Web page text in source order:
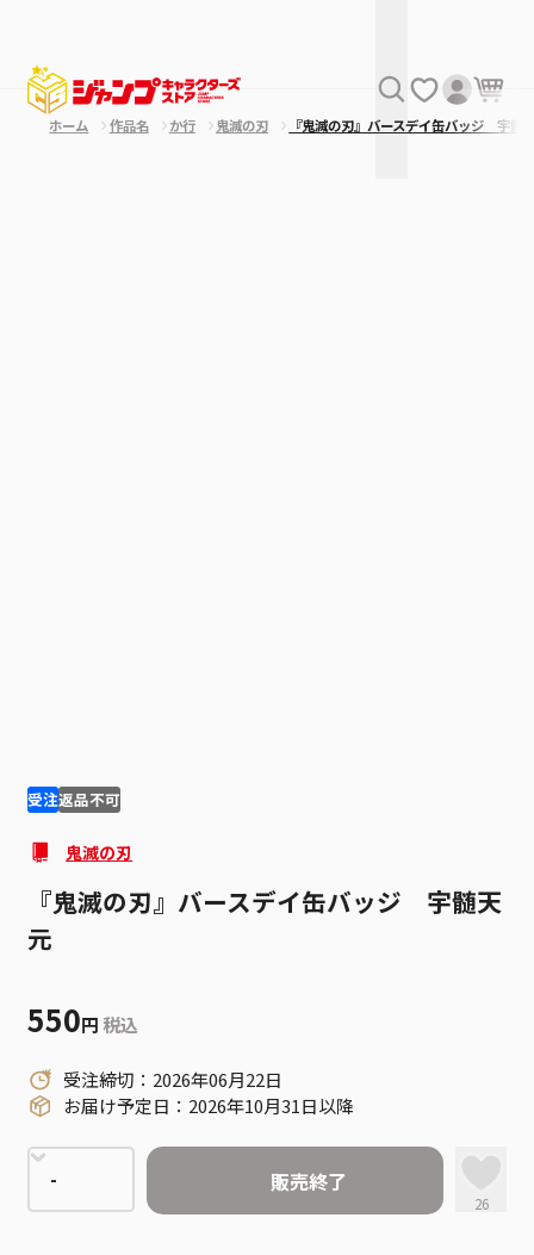
ホーム 作品名 か行 鬼滅の刃 『鬼滅の刃』バースデイ缶バッジ 宇
受注返品不可
鬼滅の刃
『鬼滅の刃』バースデイ缶バッジ 宇髄天
元
550円 税込
受注締切：2026年06月22日
お届け予定日：2026年10月31日以降
販売終了
26